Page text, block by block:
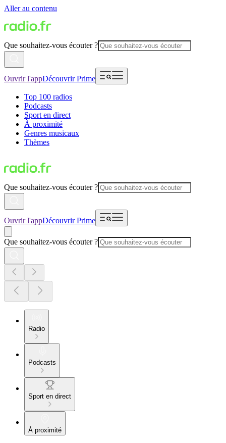
Aller au contenu
Que souhaitez-vous écouter ?
Ouvrir l'appDécouvrir Prime
Top 100 radios
Podcasts
Sport en direct
À proximité
Genres musicaux
Thèmes
Que souhaitez-vous écouter ?
Ouvrir l'appDécouvrir Prime
Que souhaitez-vous écouter ?
Radio
Podcasts
Sport en direct
À proximité